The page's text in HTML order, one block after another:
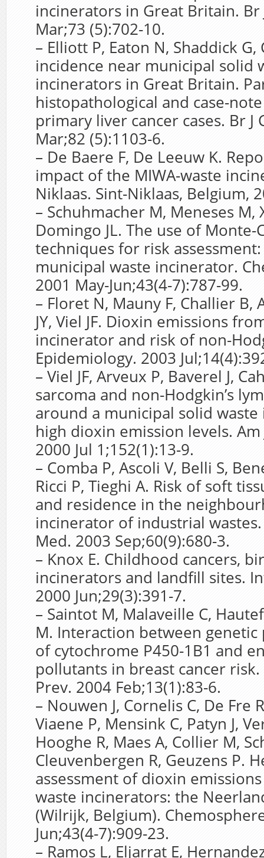
incinerators in Great Britain. Br
Mar;73 (5):702-10.
– Elliott P, Eaton N, Shaddick G,
incidence near municipal solid
incinerators in Great Britain.
histopathological and case-
primary liver cancer cases. Br J
Mar;82 (5):1103-6.
– De Baere F, De Leeuw K.
impact of the MIWA-waste
Niklaas. Sint-Niklaas, Belgium,
– Schuhmacher M, Meneses M,
Domingo JL. The use of
techniques for risk
municipal waste incinerator.
2001 May-Jun;43(4-7):787-99.
– Floret N, Mauny F, Challier B,
JY, Viel JF. Dioxin emissions
incinerator and risk of non-
Epidemiology. 2003
– Viel JF, Arveux P, Baverel J,
sarcoma and non-Hodgkin’s
around a municipal solid
high dioxin emission levels. Am
2000 Jul 1;152(1):13-9.
– Comba P, Ascoli V, Belli S,
Ricci P, Tieghi A. Risk of soft
and residence in the
incinerator of industrial
Med. 2003 Sep;60(9):680-3.
– Knox E. Childhood cancers,
incinerators and landfill sites.
2000 Jun;29(3):391-7.
– Saintot M, Malaveille C,
M. Interaction between
of cytochrome P450-1B1 and
pollutants in breast cancer risk.
Prev. 2004 Feb;13(1):83-6.
– Nouwen J, Cornelis C, De Fre
Viaene P, Mensink C, Patyn J,
Hooghe R, Maes A, Collier M,
Cleuvenbergen R, Geuzens P.
assessment of dioxin
waste incinerators: the
(Wilrijk, Belgium).
Jun;43(4-7):909-23.
– Ramos L, Eljarrat E,